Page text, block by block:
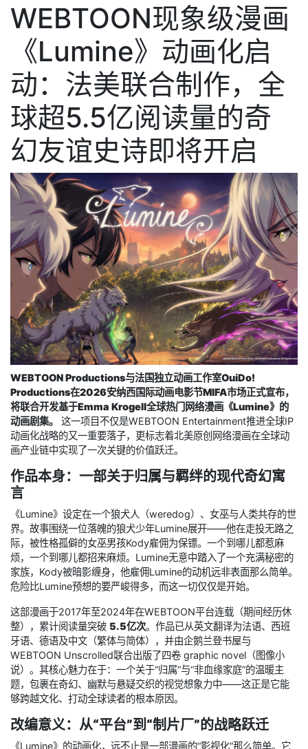
WEBTOON现象级漫画
《Lumine》动画化启
动：法美联合制作，全
球超5.5亿阅读量的奇
幻友谊史诗即将开启
WEBTOON Productions与法国独立动画工作室OuiDo!
Productions在2026安纳西国际动画电影节MIFA市场正式宣布，
将联合开发基于Emma Krogell全球热门网络漫画《Lumine》的
动画剧集。
这一项目不仅是WEBTOON Entertainment推进全球IP
动画化战略的又一重要落子，更标志着北美原创网络漫画在全球动
画产业链中实现了一次关键的价值跃迁。
作品本身：一部关于归属与羁绊的现代奇幻寓
言
《Lumine》设定在一个狼犬人（weredog）、女巫与人类共存的世
界。故事围绕一位落魄的狼犬少年Lumine展开——他在走投无路之
际，被性格孤僻的女巫男孩Kody雇佣为保镖。一个到哪儿都惹麻
烦，一个到哪儿都招来麻烦。Lumine无意中踏⼊了一个充满秘密的
家族，Kody被暗影缠身，他雇佣Lumine的动机远非表面那么简单。
危险比Lumine预想的要严峻得多，而这一切仅仅是开始。
这部漫画于2017年至2024年在WEBTOON平台连载（期间经历休
整），累计阅读量突破 5.5亿次。作品已从英文翻译为法语、西班
牙语、德语及中文（繁体与简体），并由企鹅兰登书屋与
WEBTOON Unscrolled联合出版了四卷 graphic novel（图像小
说）。其核心魅力在于：一个关于“归属”与“非血缘家庭”的温暖主
题，包裹在奇幻、幽默与悬疑交织的视觉想象力中——这正是它能
够跨越文化、打动全球读者的根本原因。
改编意义：从“平台”到“制片厂”的战略跃迁
《Lumine》的动画化，远不止是一部漫画的“影视化”那么简单。它